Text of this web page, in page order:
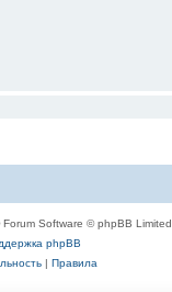
Forum Software © phpBB Limited
phpBB
| Правила